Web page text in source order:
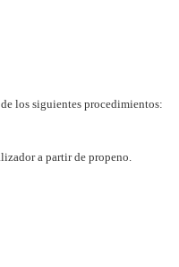
los siguientes procedimientos:
a partir de propeno.